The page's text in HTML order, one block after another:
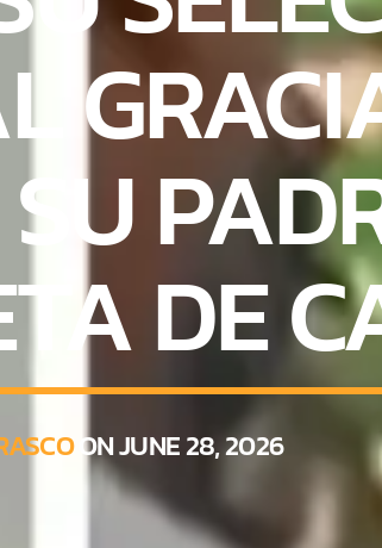
DE
ON JUNE 28, 2026